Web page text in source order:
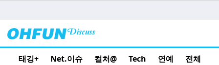
태깅+ Net.이슈 컬처@ Tech 연예 전체